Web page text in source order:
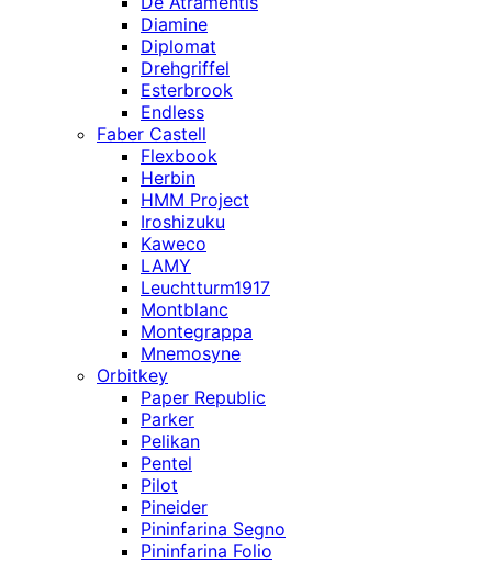
Diamine
Diplomat
Drehgriffel
Esterbrook
Endless
Faber Castell
Flexbook
Herbin
HMM Project
Iroshizuku
Kaweco
LAMY
Leuchtturm1917
Montblanc
Montegrappa
Mnemosyne
Orbitkey
Paper Republic
Parker
Pelikan
Pentel
Pilot
Pineider
Pininfarina Segno
Pininfarina Folio